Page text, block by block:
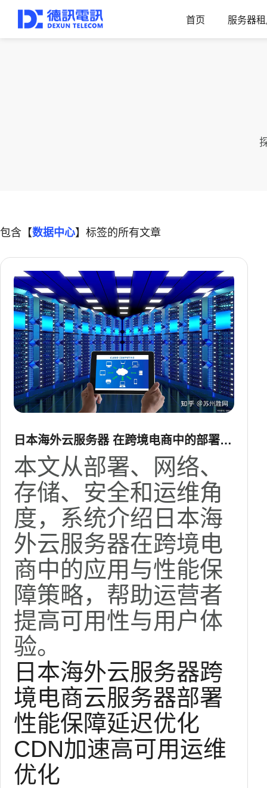
首页 服务器
包含【数据中心】标签的所有文章
日本海外云服务器 在跨境电商中的部署与
性能保障
本文从部署、网络、
存储、安全和运维角
度，系统介绍日本海
外云服务器在跨境电
商中的应用与性能保
障策略，帮助运营者
提高可用性与用户体
验。
日本海外云服务器跨
境电商云服务器部署
性能保障延迟优化
CDN加速高可用运维
优化